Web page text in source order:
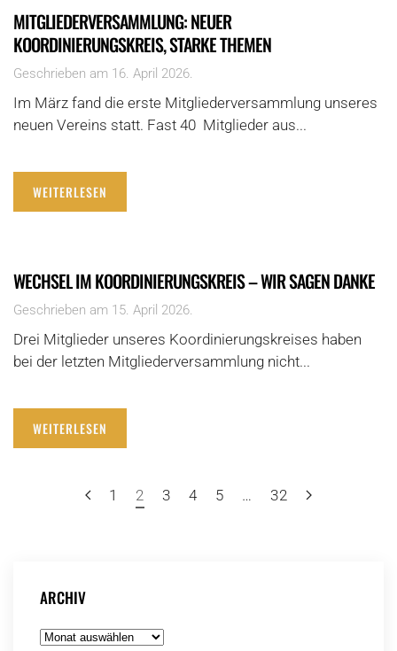
MITGLIEDERVERSAMMLUNG: NEUER
KOORDINIERUNGSKREIS, STARKE THEMEN
Geschrieben am 16. April 2026.
Im März fand die erste Mitgliederversammlung unseres
neuen Vereins statt. Fast 40 Mitglieder aus...
WEITERLESEN
WECHSEL IM KOORDINIERUNGSKREIS – WIR SAGEN DANKE
Geschrieben am 15. April 2026.
Drei Mitglieder unseres Koordinierungskreises haben
bei der letzten Mitgliederversammlung nicht...
WEITERLESEN
1 2 3 4 5 … 32
ARCHIV
Archiv